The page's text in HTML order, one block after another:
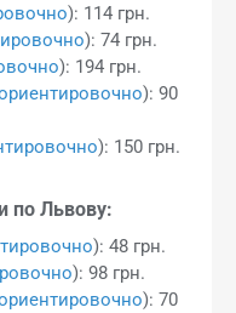
): 114 грн.
): 74 грн.
): 194 грн.
): 90
): 150 грн.
по Львову:
): 48 грн.
): 98 грн.
): 70